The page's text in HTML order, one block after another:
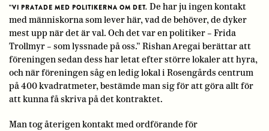
”VI PRATADE MED POLITIKERNA OM DET. De har ju ingen kontakt
med människorna som lever här, vad de behöver, de dyker
mest upp när det är val. Och det var en politiker – Frida
Trollmyr – som lyssnade på oss.” Rishan Aregai berättar att
föreningen sedan dess har letat efter större lokaler att hyra,
och när föreningen såg en ledig lokal i Rosengårds centrum
på 400 kvadratmeter, bestämde man sig för att göra allt för
att kunna få skriva på det kontraktet.
Man tog återigen kontakt med ordförande för